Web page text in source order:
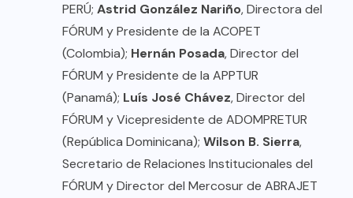
PERÚ; Astrid González Nariño, Directora del
FÓRUM y Presidente de la ACOPET
(Colombia); Hernán Posada, Director del
FÓRUM y Presidente de la APPTUR
(Panamá); Luís José Chávez, Director del
FÓRUM y Vicepresidente de ADOMPRETUR
(República Dominicana); Wilson B. Sierra,
Secretario de Relaciones Institucionales del
FÓRUM y Director del Mercosur de ABRAJET